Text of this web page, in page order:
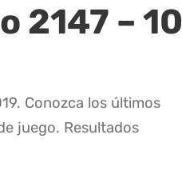
2147 – 10
Conozca los últimos
juego. Resultados